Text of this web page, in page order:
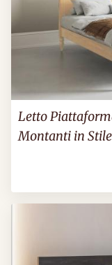
Letto
Montanti in